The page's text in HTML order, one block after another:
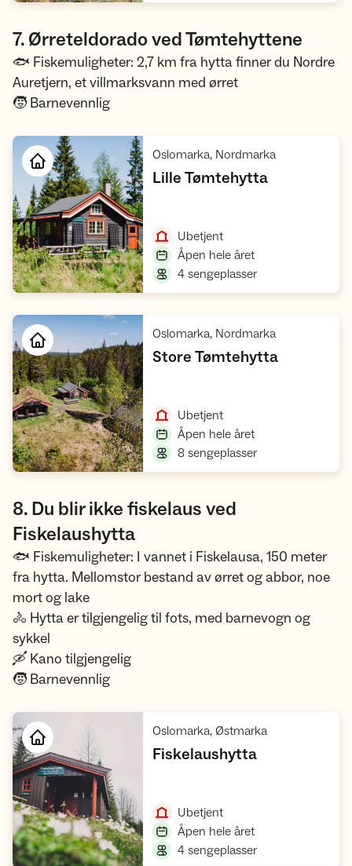
7. Ørreteldorado ved Tømtehyttene
🐟 Fiskemuligheter: 2,7 km fra hytta finner du Nordre
Auretjern, et villmarksvann med ørret
🧒 Barnevennlig
Oslomarka, Nordmarka,
Lille Tømtehytta,
Ubetjent,
Åpen hele året,
4 sengeplasser,
Oslomarka, Nordmarka,
Store Tømtehytta,
Ubetjent,
Åpen hele året,
8 sengeplasser,
8. Du blir ikke fiskelaus ved
Fiskelaushytta
🐟 Fiskemuligheter: I vannet i Fiskelausa, 150 meter
fra hytta. Mellomstor bestand av ørret og abbor, noe
mort og lake
🚴 Hytta er tilgjengelig til fots, med barnevogn og
sykkel
🛶 Kano tilgjengelig
🧒 Barnevennlig
Oslomarka, Østmarka,
Fiskelaushytta,
Ubetjent,
Åpen hele året,
4 sengeplasser,